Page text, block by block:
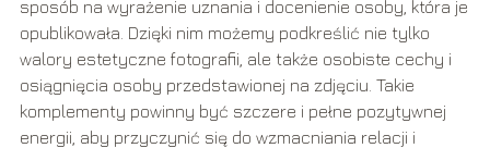
sposób na wyrażenie uznania i docenienie osoby, która je
opublikowała. Dzięki nim możemy podkreślić nie tylko
walory estetyczne fotografii, ale także osobiste cechy i
osiągnięcia osoby przedstawionej na zdjęciu. Takie
komplementy powinny być szczere i pełne pozytywnej
energii, aby przyczynić się do wzmacniania relacji i